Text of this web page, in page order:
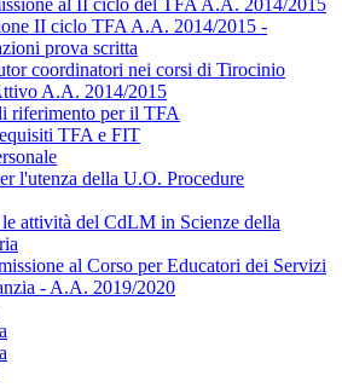
al II ciclo del TFA A.A. 2014/2015
II ciclo TFA A.A. 2014/2015 -
prova scritta
coordinatori nei corsi di Tirocinio
A.A. 2014/2015
riferimento per il TFA
TFA e FIT
l'utenza della U.O. Procedure
attività del CdLM in Scienze della
al Corso per Educatori dei Servizi
- A.A. 2019/2020